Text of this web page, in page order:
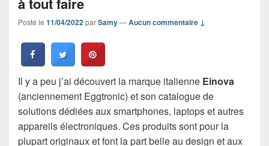
Posté le 11/04/2022parSamy—Aucun commentaire ↓
Il y a peu j’ai découvert la marque italienne Einova
(anciennement Eggtronic) et son catalogue de
solutions dédiées aux smartphones, laptops et autres
appareils électroniques. Ces produits sont pour la
plupart originaux et font la part belle au design et aux